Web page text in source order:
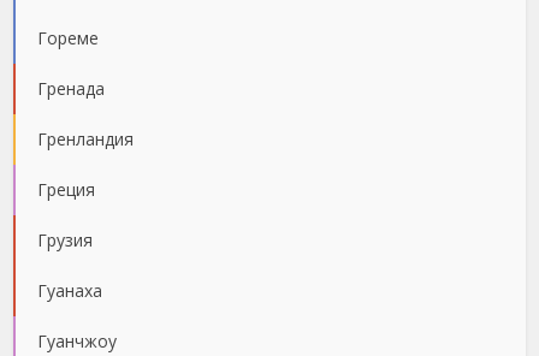
Гореме
Гренада
Гренландия
Греция
Грузия
Гуанаха
Гуанчжоу